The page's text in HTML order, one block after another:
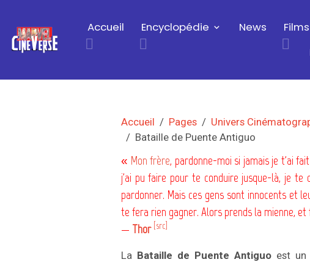
Accueil Encyclopédie News Films
Accueil Pages Univers
Bataille de Puente Antiguo
« Mon frère, pardonne-moi si jamais je t'ai
j'ai pu faire pour te conduire jusque-là, je te
pardonner. Mais ces gens sont innocents et
te fera rien gagner. Alors prends la mienne, et
— Thor [src]
La Bataille de Puente Antiguo est